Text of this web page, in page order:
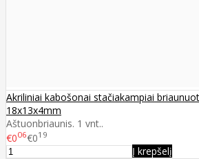
Akriliniai kabošonai stačiakampiai
18x13x4mm
Aštuonbriaunis. 1 vnt..
€006€019
Į krepšelį